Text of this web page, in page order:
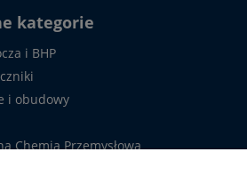
kategorie
i BHP
i obudowy
Chemia Przemysłowa